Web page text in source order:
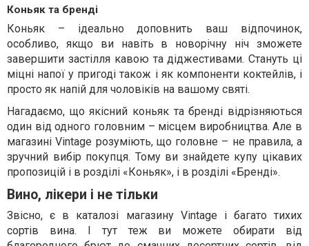
Коньяк та бренді
Коньяк – ідеально доповнить ваш відпочинок,
особливо, якщо ви навіть в новорічну ніч зможете
завершити застілля кавою та діджестивами. Стануть ці
міцні напої у пригоді також і як компоненти коктейлів, і
просто як напій для чоловіків на вашому святі.
Нагадаємо, що якісний коньяк та бренді відрізняються
один від одного головним – місцем виробництва. Але в
магазині Vintage розуміють, що головне – не правила, а
зручний вибір покупця. Тому ви знайдете купу цікавих
пропозицій і в розділі «Коньяк», і в розділі «Бренді».
Вино, лікери і не тільки
Звісно, є в каталозі магазину Vintage і багато тихих
сортів вина. І тут теж ви можете обирати від